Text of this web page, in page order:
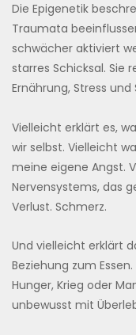
Die Epigenetik
Traumata
schwächer aktiviert
starres Schicksal. Sie
Ernährung, Stress und
Vielleicht erklärt es,
wir selbst. Vielleicht
meine eigene Angst.
Nervensystems, das
Verlust. Schmerz.
Und vielleicht erklärt
Beziehung zum
Hunger, Krieg oder
unbewusst mit